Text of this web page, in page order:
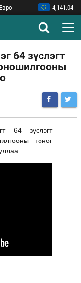
Евро
4,141.04
ОХУ-ын рубль
43.77
БНХАУ-ын юань
532.66
2.53
АНУ-ын доллар
3,593.87
64 зүслэгт
64 зүслэгт
тоног